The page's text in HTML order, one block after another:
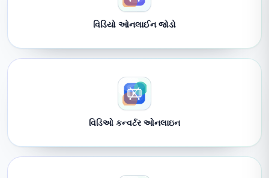
વિડિયો ઓનલાઈન જોડો
વિડિઓ કન્વર્ટર ઓનલાઇન